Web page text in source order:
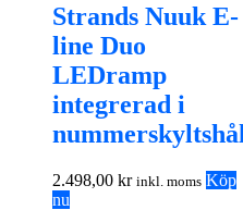
Strands Nuuk E-
line Duo
LEDramp
integrerad i
2.498,00 kr inkl. moms Köp
nu